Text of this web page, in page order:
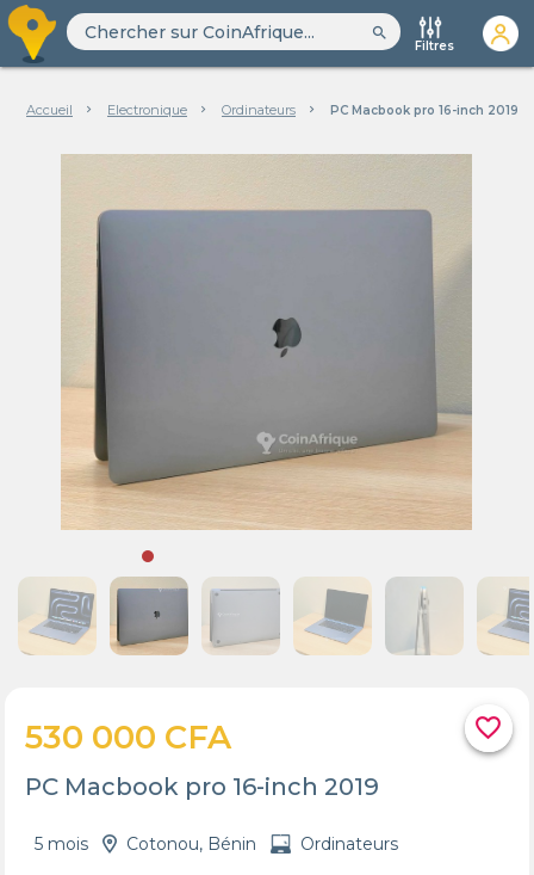
search
Filtres
Accueil Electronique Ordinateurs PC Macbook pro 16-inch 2019
favorite_border
530 000 CFA
PC Macbook pro 16-inch 2019
5 mois Cotonou, Bénin Ordinateurs